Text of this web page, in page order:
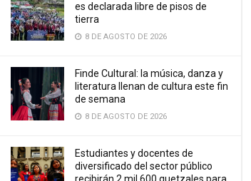
es declarada libre de pisos de
tierra
8 DE AGOSTO DE 2026
Finde Cultural: la música, danza y
literatura llenan de cultura este fin
de semana
8 DE AGOSTO DE 2026
Estudiantes y docentes de
diversificado del sector público